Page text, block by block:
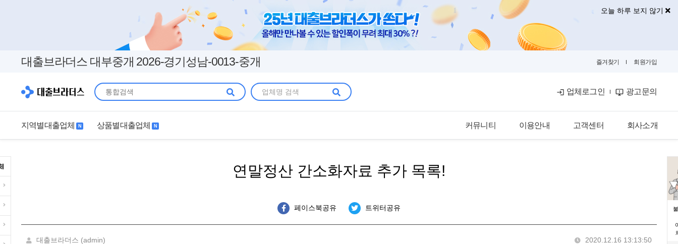
오늘 하루 보지 않기
대출브라더스 대부중개 2026-경기성남-0013-중개 즐겨찾기 회원가입
업체로그인 광고문의
지역별대출업체 N 상품별대출업체 N 커뮤니티 이용안내 고객센터 회사소개
연말정산 간소화자료 추가 목록!
페이스북공유 트위터공유
대출브라더스 (admin) 2020.12.16 13:13:50